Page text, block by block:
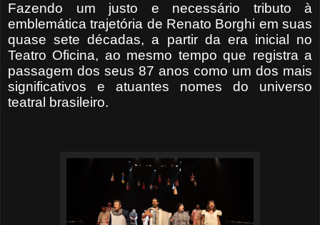
Fazendo um justo e necessário tributo à
emblemática trajetória de Renato Borghi em suas
quase sete décadas, a partir da era inicial no
Teatro Oficina, ao mesmo tempo que registra a
passagem dos seus 87 anos como um dos mais
significativos e atuantes nomes do universo
teatral brasileiro.